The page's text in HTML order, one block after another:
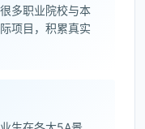
多职业院校与本
项目，积累真实